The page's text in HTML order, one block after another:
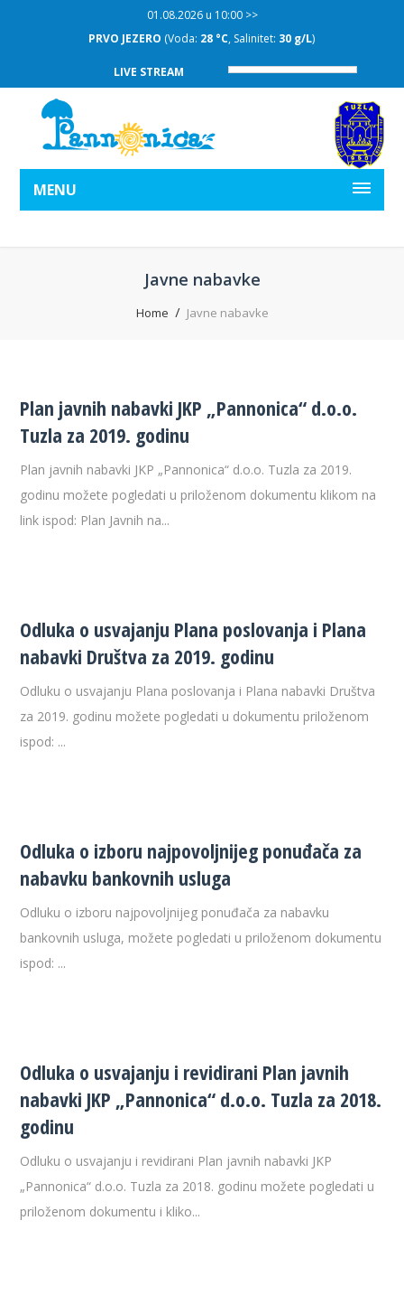
01.08.2026 u 10:00 >>
PRVO JEZERO (Voda: 28 °C, Salinitet: 30 g/L)
LIVE STREAM
MENU
Javne nabavke
Home Javne nabavke
Plan javnih nabavki JKP „Pannonica“ d.o.o.
Tuzla za 2019. godinu
Plan javnih nabavki JKP „Pannonica“ d.o.o. Tuzla za 2019.
godinu možete pogledati u priloženom dokumentu klikom na
link ispod: Plan Javnih na...
Odluka o usvajanju Plana poslovanja i Plana
nabavki Društva za 2019. godinu
Odluku o usvajanju Plana poslovanja i Plana nabavki Društva
za 2019. godinu možete pogledati u dokumentu priloženom
ispod: ...
Odluka o izboru najpovoljnijeg ponuđača za
nabavku bankovnih usluga
Odluku o izboru najpovoljnijeg ponuđača za nabavku
bankovnih usluga, možete pogledati u priloženom dokumentu
ispod: ...
Odluka o usvajanju i revidirani Plan javnih
nabavki JKP „Pannonica“ d.o.o. Tuzla za 2018.
godinu
Odluku o usvajanju i revidirani Plan javnih nabavki JKP
„Pannonica“ d.o.o. Tuzla za 2018. godinu možete pogledati u
priloženom dokumentu i kliko...